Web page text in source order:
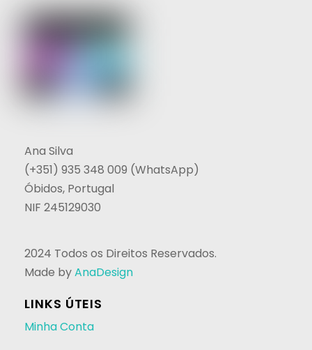
Ana Silva
(+351) 935 348 009 (WhatsApp)
Óbidos, Portugal
NIF 245129030
2024 Todos os Direitos Reservados.
Made byAnaDesign
LINKS ÚTEIS
Minha Conta